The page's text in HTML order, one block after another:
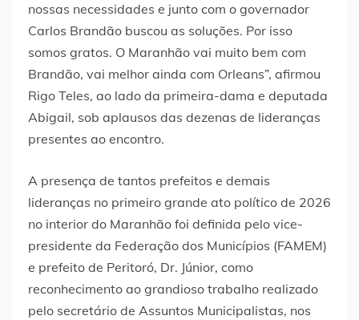
nossas necessidades e junto com o governador
Carlos Brandão buscou as soluções. Por isso
somos gratos. O Maranhão vai muito bem com
Brandão, vai melhor ainda com Orleans”, afirmou
Rigo Teles, ao lado da primeira-dama e deputada
Abigail, sob aplausos das dezenas de lideranças
presentes ao encontro.
A presença de tantos prefeitos e demais
lideranças no primeiro grande ato político de 2026
no interior do Maranhão foi definida pelo vice-
presidente da Federação dos Municípios (FAMEM)
e prefeito de Peritoró, Dr. Júnior, como
reconhecimento ao grandioso trabalho realizado
pelo secretário de Assuntos Municipalistas, nos